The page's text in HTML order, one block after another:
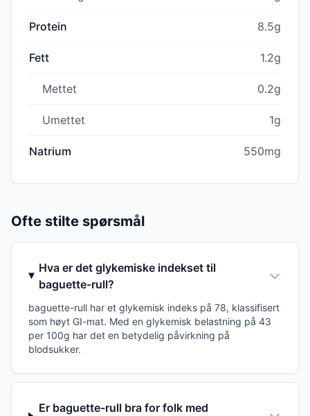
Protein 8.5g
Fett 1.2g
Mettet 0.2g
Umettet 1g
Natrium 550mg
Ofte stilte spørsmål
Hva er det glykemiske indekset til
baguette-rull?
baguette-rull har et glykemisk indeks på 78, klassifisert
som høyt GI-mat. Med en glykemisk belastning på 43
per 100g har det en betydelig påvirkning på
blodsukker.
Er baguette-rull bra for folk med